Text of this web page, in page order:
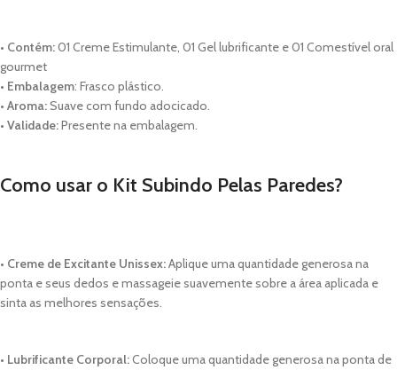
• Contém:01 Creme Estimulante, 01 Gel lubrificante e 01 Comestível oral
gourmet
• Embalagem: Frasco plástico.
• Aroma:Suave com fundo adocicado.
• Validade:Presente na embalagem.
Como usar o Kit Subindo Pelas Paredes?
• Creme de Excitante Unissex:Aplique uma quantidade generosa na
ponta e seus dedos e massageie suavemente sobre a área aplicada e
sinta as melhores sensações.
• Lubrificante Corporal:Coloque uma quantidade generosa na ponta de